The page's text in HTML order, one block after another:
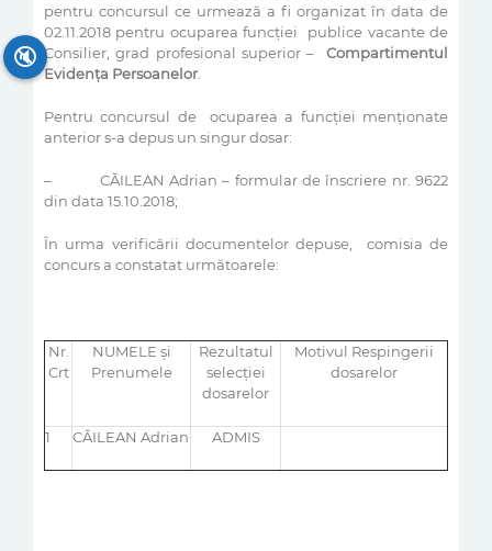
pentru concursul ce urmează a fi organizat în data de
02.11.2018 pentru ocuparea funcției publice vacante de
Consilier, grad profesional superior – Compartimentul
Evidenţa Persoanelor.
Pentru concursul de ocuparea a funcției menţionate
anterior s-a depus un singur dosar:
– CĂILEAN Adrian – formular de înscriere nr. 9622
din data 15.10.2018;
În urma verificării documentelor depuse, comisia de
concurs a constatat următoarele:
Nr.
Crt
NUMELE şi
Prenumele
Rezultatul
selecţiei
dosarelor
Motivul Respingerii
dosarelor
1 CĂILEAN Adrian ADMIS
🔇